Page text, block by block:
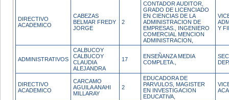
DIRECTIVO
ACADEMICO
CABEZAS
BELMAR FREDY
JORGE
2
CONTADOR AUDITOR,
GRADO DE LICENCIADO
EN CIENCIAS DE LA
ADMINISTRACION DE
EMPRESAS., INGENIERO
COMERCIAL MENCION
ADMINISTRACION,
Y
ADMINISTRATIVOS
CALBUCOY
CALBUCOY
CLAUDIA
ALEJANDRA
17
ENSEÑANZA MEDIA
COMPLETA.,
DIRECTIVO
ACADEMICO
CARCAMO
AGUILA ANAHI
MILLARAY
2
EDUCADORA DE
PARVULOS, MAGISTER
EN INVESTIGACION
EDUCATIVA,